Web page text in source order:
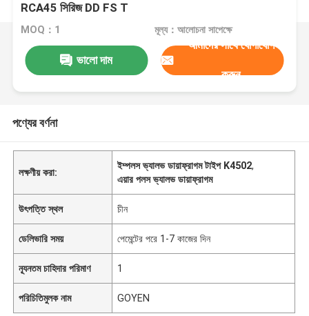
RCA45 সিরিজ DD FS T
MOQ：1 মূল্য：আলোচনা সাপেক্ষে
ভালো দাম
আমাদের সাথে যোগাযোগ
করুন
পণ্যের বর্ণনা
লক্ষণীয় করা:
ইম্পলস ভ্যালভ ডায়াফ্রাগম টাইপ K4502,
এয়ার পলস ভ্যালভ ডায়াফ্রাগম
উৎপত্তি স্থল চীন
ডেলিভারি সময় পেমেন্টের পরে 1-7 কাজের দিন
ন্যূনতম চাহিদার পরিমাণ 1
পরিচিতিমুলক নাম GOYEN